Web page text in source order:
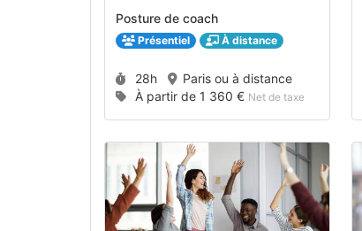
Posture de coach
Présentiel À distance
Durée :
28h
Paris ou à distance
Prix :
À partir de 1 360 € Net de taxe